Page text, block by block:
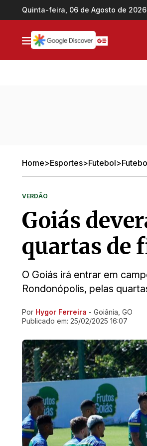
Ir direto pro conteúdo
Quinta-feira, 06 de Agosto de 2026
Home>Esportes>Futebol>
VERDÃO
Goiás
quartas de
O Goiás irá entrar em
Rondonópolis, pelas
Ir direto pra matéria
Por Hygor Ferreira - Goiânia, GO
Publicado em: 25/02/2025 16:07